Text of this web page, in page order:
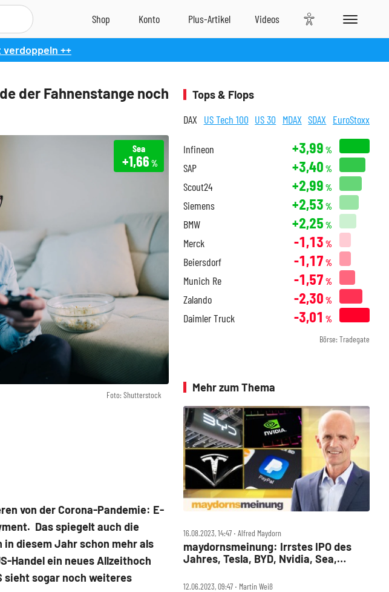
verdoppeln ++
der Fahnenstange noch
Foto: Shutterstock
Sea
+1,66 %
von der Corona-Pandemie: E-
Das spiegelt auch die
diesem Jahr schon mehr als
Handel ein neues Allzeithoch
sieht sogar noch weiteres
Tops & Flops
DAX US Tech 100 US 30 MDAX SDAX EuroStoxx
Infineon +3,99 %
SAP +3,40 %
Scout24 +2,99 %
Siemens +2,53 %
BMW +2,25 %
Merck -1,13 %
Beiersdorf -1,17 %
Munich Re -1,57 %
Zalando -2,30 %
Daimler Truck -3,01 %
Börse: Tradegate
Mehr zum Thema
16.08.2023, 14:47 ‧ Alfred Maydorn
maydornsmeinung: Irrstes IPO des
Jahres, Tesla, BYD, Nvidia, Sea,
12.06.2023, 09:47 ‧ Martin Weiß